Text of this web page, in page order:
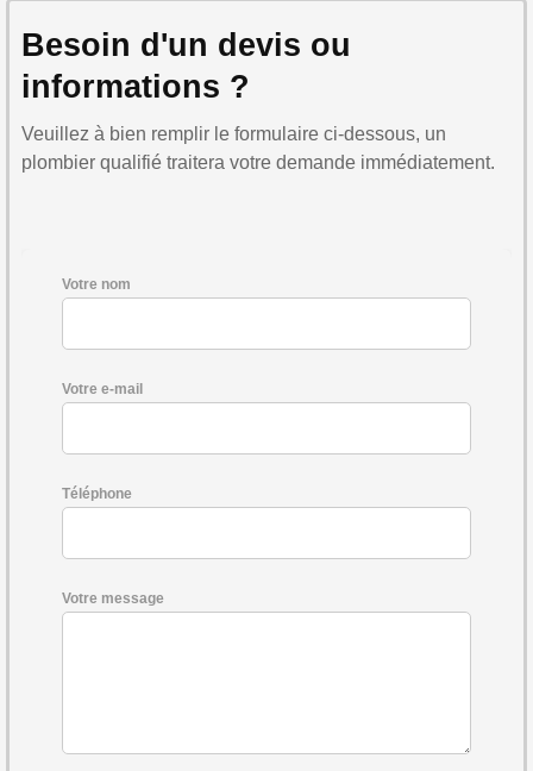
Besoin d'un devis ou
informations ?
Veuillez à bien remplir le formulaire ci-dessous, un
plombier qualifié traitera votre demande immédiatement.
Votre nom
Votre e-mail
Téléphone
Votre message